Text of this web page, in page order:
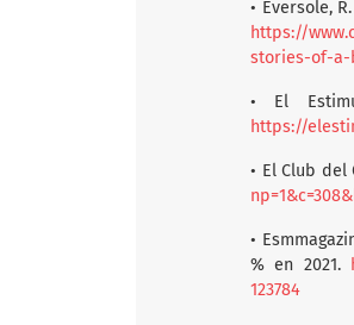
• Eversole,
https://
stories-of-a-
• El
https://
• El Club del
•
% en 2021.
123784